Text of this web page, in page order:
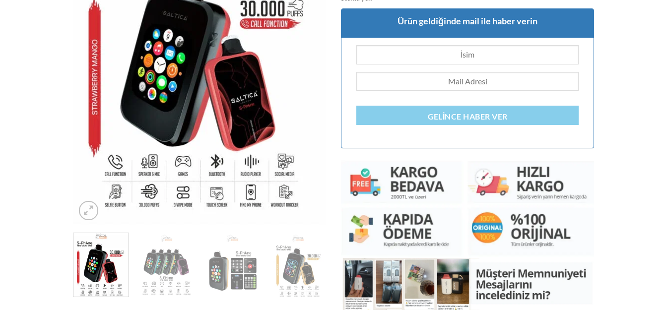
Ürün geldiğinde mail ile haber verin
GELINCE HABER VER